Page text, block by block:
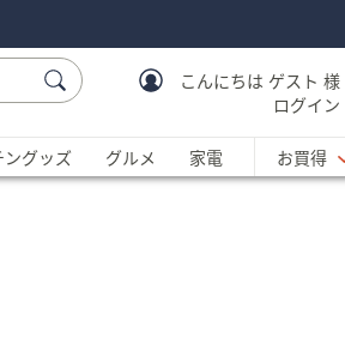
こんにちは ゲスト 様
ログイン
ングッズ
グルメ 家電 お買得